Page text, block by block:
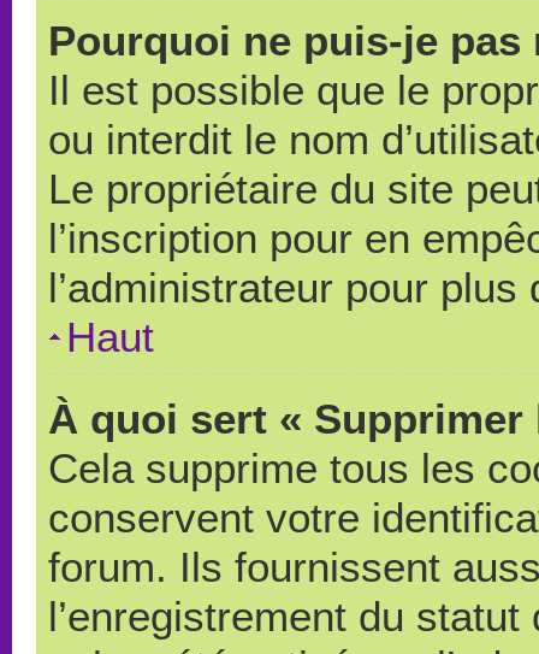
Pourquoi ne puis-je pas
Il est possible que le
ou interdit le nom
Le propriétaire du site
l’inscription pour en
l’administrateur pour
Haut
À quoi sert «
Cela supprime tous les
conservent votre
forum. Ils fournissent
l’enregistrement du